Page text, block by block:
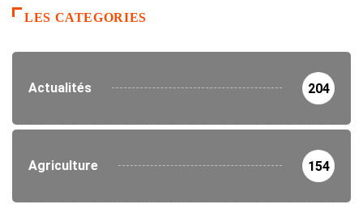
LES CATEGORIES
Actualités 204
Agriculture 154